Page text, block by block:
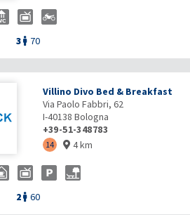
3  70
Villino Divo Bed & Breakfast
Via Paolo Fabbri, 62
I-40138 Bologna
+39-51-348783
14  4 km
2  60